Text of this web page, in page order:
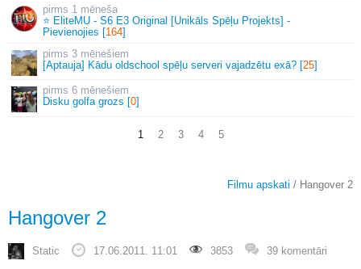
1 mēneša
⭐ EliteMU - S6 E3 Original [Unikāls Spēļu Projekts] -
Pievienojies [164]
3 mēnešiem
[Aptauja] Kādu oldschool spēļu serveri vajadzētu exā? [25]
6 mēnešiem
Disku golfa grozs [0]
1 2 3 4 5
Filmu apskati / Hangover 2
Hangover 2
Static 17.06.2011. 11:01 3853 39 komentāri